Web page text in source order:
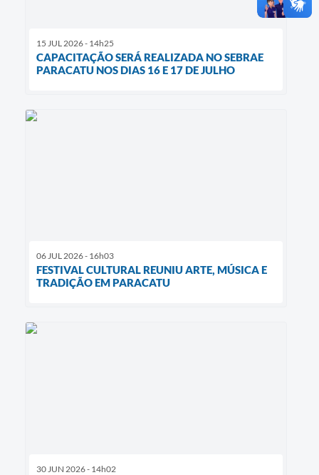
15 JUL 2026 - 14h25
CAPACITAÇÃO SERÁ REALIZADA NO SEBRAE
PARACATU NOS DIAS 16 E 17 DE JULHO
06 JUL 2026 - 16h03
FESTIVAL CULTURAL REUNIU ARTE, MÚSICA E
TRADIÇÃO EM PARACATU
30 JUN 2026 - 14h02